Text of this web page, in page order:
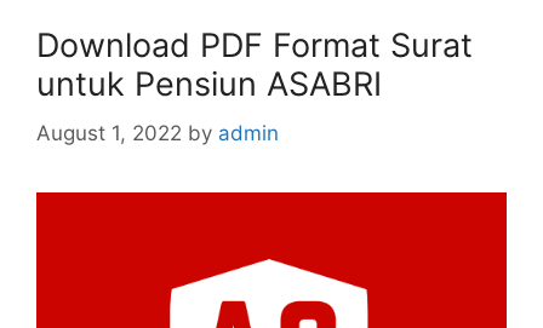
Download PDF Format Surat
untuk Pensiun ASABRI
August 1, 2022 by admin